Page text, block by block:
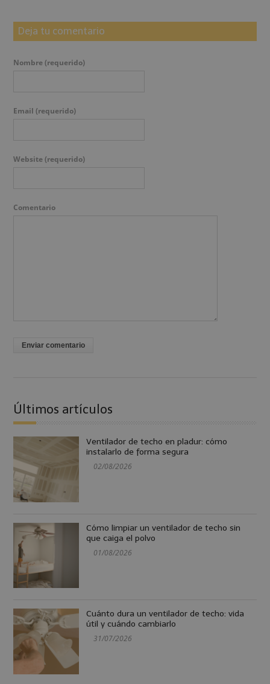
Deja tu comentario
Nombre(requerido)
Email(requerido)
Website(requerido)
Comentario
Últimos artículos
Ventilador de techo en pladur: cómo
instalarlo de forma segura
02/08/2026
Cómo limpiar un ventilador de techo sin
que caiga el polvo
01/08/2026
Cuánto dura un ventilador de techo: vida
útil y cuándo cambiarlo
31/07/2026